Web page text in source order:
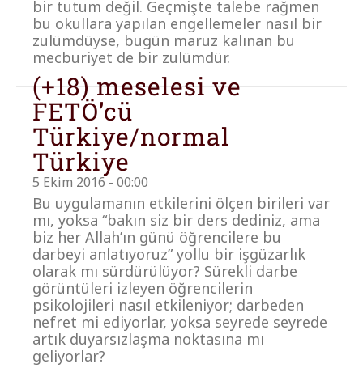
bir tutum değil. Geçmişte talebe rağmen
bu okullara yapılan engellemeler nasıl bir
zulümdüyse, bugün maruz kalınan bu
mecburiyet de bir zulümdür.
(+18) meselesi ve
FETÖ’cü
Türkiye/normal
Türkiye
5 Ekim 2016 - 00:00
Bu uygulamanın etkilerini ölçen birileri var
mı, yoksa “bakın siz bir ders dediniz, ama
biz her Allah’ın günü öğrencilere bu
darbeyi anlatıyoruz” yollu bir işgüzarlık
olarak mı sürdürülüyor? Sürekli darbe
görüntüleri izleyen öğrencilerin
psikolojileri nasıl etkileniyor; darbeden
nefret mi ediyorlar, yoksa seyrede seyrede
artık duyarsızlaşma noktasına mı
geliyorlar?